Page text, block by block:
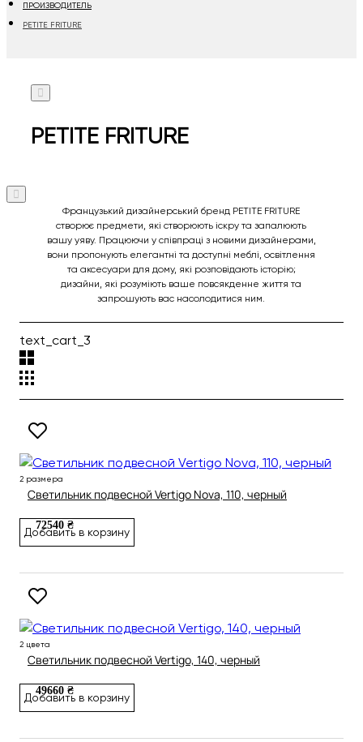
ПРОИЗВОДИТЕЛЬ
PETITE FRITURE
PETITE FRITURE
Французький дизайнерський бренд PETITE FRITURE
створює предмети, які створюють іскру та запалюють
вашу уяву. Працюючи у співпраці з новими дизайнерами,
вони пропонують елегантні та доступні меблі, освітлення
та аксесуари для дому, які розповідають історію;
дизайни, які розуміють ваше повсякденне життя та
запрошують вас насолодитися ним.
text_cart_3
2 размера
Светильник подвесной Vertigo Nova, 110, черный
72540 ₴
Добавить в корзину
2 цвета
Светильник подвесной Vertigo, 140, черный
49660 ₴
Добавить в корзину